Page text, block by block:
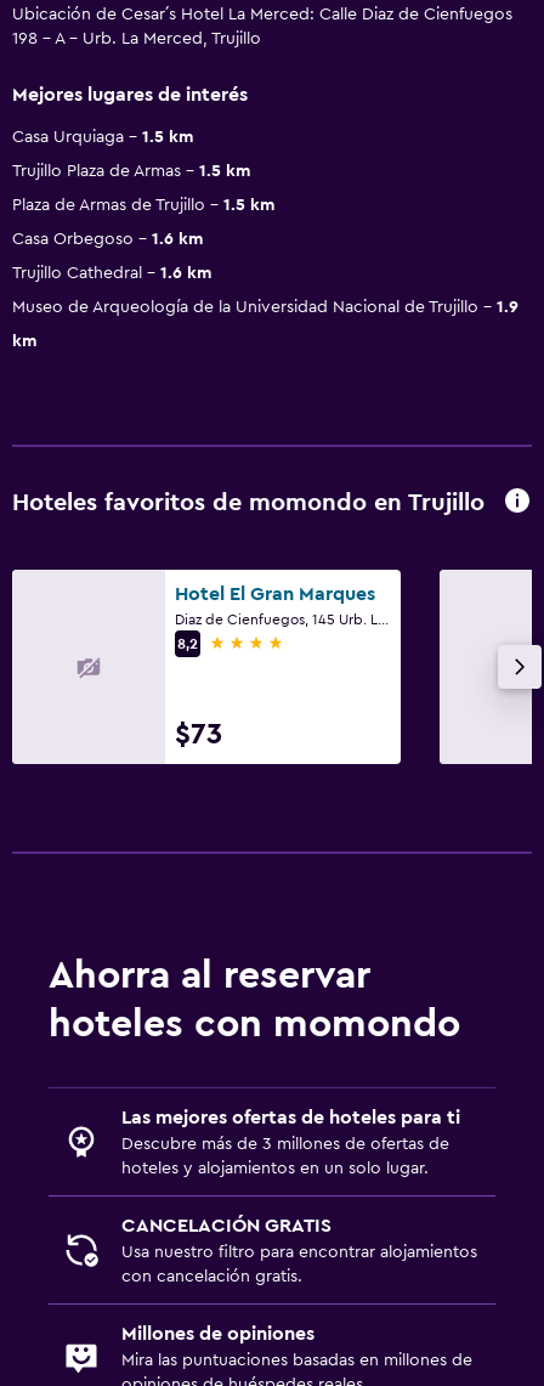
Ubicación de Cesar´s Hotel La Merced: Calle Diaz de Cienfuegos
198 - A - Urb. La Merced, Trujillo
Mejores lugares de interés
Casa Urquiaga
1.5 km
Trujillo Plaza de Armas
1.5 km
Plaza de Armas de Trujillo
1.5 km
Casa Orbegoso
1.6 km
Trujillo Cathedral
1.6 km
Museo de Arqueología de la Universidad Nacional de Trujillo
1.9
km
Hoteles favoritos de momondo en Trujillo
Hotel El Gran Marques
8,2
4 estrellas
$73
Ahorra al reservar
hoteles con momondo
Las mejores ofertas de hoteles para ti
Descubre más de 3 millones de ofertas de
hoteles y alojamientos en un solo lugar.
CANCELACIÓN GRATIS
Usa nuestro filtro para encontrar alojamientos
con cancelación gratis.
Millones de opiniones
Mira las puntuaciones basadas en millones de